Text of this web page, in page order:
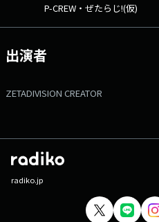
P-CREW・ぜたらじ!(仮)
出演者
ZETADIVISION CREATOR
radiko.jp